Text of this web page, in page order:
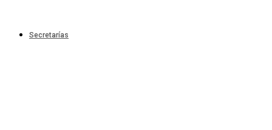
Secretarías